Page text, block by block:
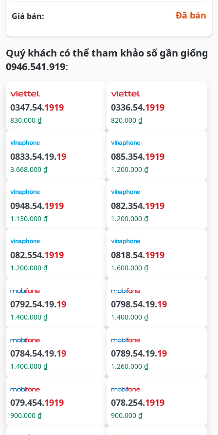
Giá bán: Đã bán
Quý khách có thể tham khảo số gần giống
0946.541.919:
0347.54.1919
830.000 ₫
0336.54.1919
820.000 ₫
0833.54.19.19
3.668.000 ₫
085.354.1919
1.200.000 ₫
0948.54.1919
1.130.000 ₫
082.354.1919
1.200.000 ₫
082.554.1919
1.200.000 ₫
0818.54.1919
1.600.000 ₫
0792.54.19.19
1.400.000 ₫
0798.54.19.19
1.400.000 ₫
0784.54.19.19
1.400.000 ₫
0789.54.19.19
1.260.000 ₫
079.454.1919
900.000 ₫
078.254.1919
900.000 ₫